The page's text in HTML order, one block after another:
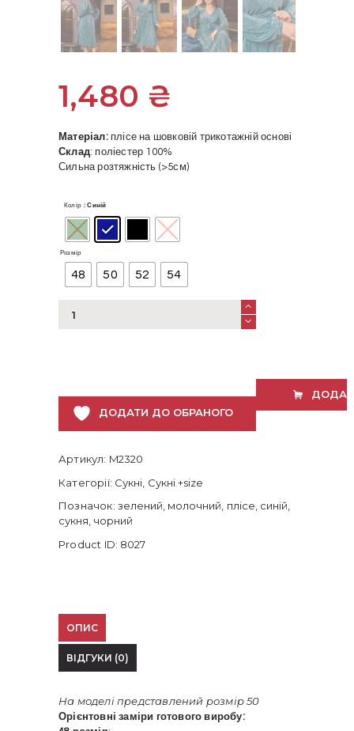
1,480 ₴
Матеріал:плісе на шовковій трикотажній основі
Склад: поліестер 100%
Сильна розтяжність (>5см)
Колір : Синій
Розмір
48 50 52 54
сукня-
основі
кількістьДОДАТИ ДО ОБРАНОГО
Артикул: M2320
Категорії: Сукні Сукні +size
Позначок: зелений молочний плісе синій
сукня чорний
Product ID: 8027
ОПИС
ВІДГУКИ (0)
На моделі представлений розмір 50
Орієнтовні заміри готового виробу: